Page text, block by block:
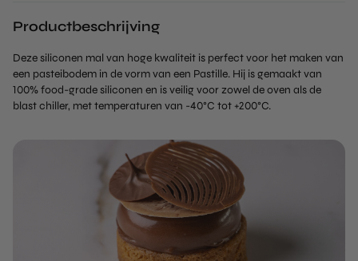
Productbeschrijving
Deze siliconen mal van hoge kwaliteit is perfect voor het maken van
een pasteibodem in de vorm van een Pastille. Hij is gemaakt van
100% food-grade siliconen en is veilig voor zowel de oven als de
blast chiller, met temperaturen van -40°C tot +200°C.